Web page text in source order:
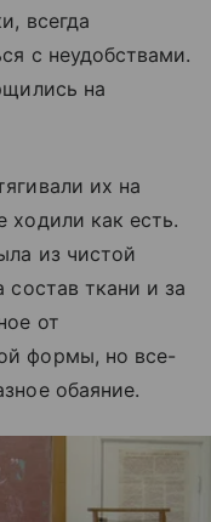
всегда
с неудобствами.
на
их на
ходили как есть.
из чистой
ткани и за
от
формы, но все-
обаяние.